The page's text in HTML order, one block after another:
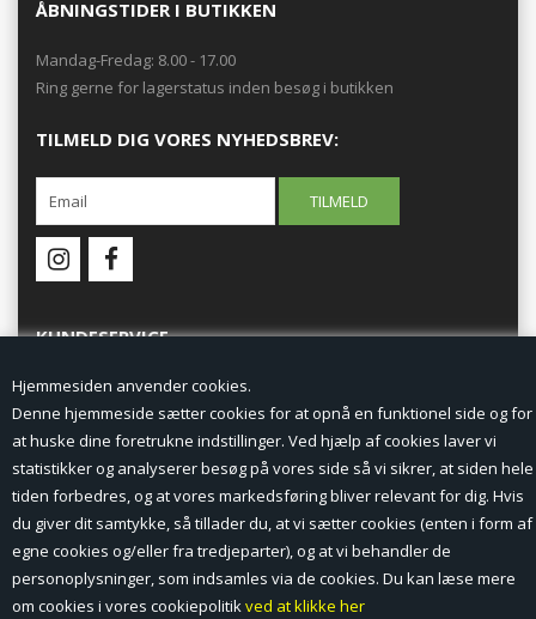
Hjemmesiden anvender cookies.
Denne hjemmeside sætter cookies for at opnå en funktionel side og for
at huske dine foretrukne indstillinger. Ved hjælp af cookies laver vi
statistikker og analyserer besøg på vores side så vi sikrer, at siden hele
tiden forbedres, og at vores markedsføring bliver relevant for dig. Hvis
du giver dit samtykke, så tillader du, at vi sætter cookies (enten i form af
egne cookies og/eller fra tredjeparter), og at vi behandler de
personoplysninger, som indsamles via de cookies. Du kan læse mere
om cookies i vores cookiepolitikved at klikke her
ÅBNINGSTIDER I BUTIKKEN
Mandag-Fredag: 8.00 - 17.00
Ring gerne for lagerstatus inden besøg i butikken
TILMELD DIG VORES NYHEDSBREV:
KUNDESERVICE
Forside
Min Konto
Nyheder
Vilkår og betingelser
Profil